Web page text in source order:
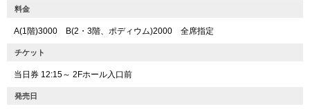
料金
A(1階)3000 B(2・3階、ポディウム)2000 全席指定
チケット
当日券 12:15～ 2Fホール入口前
発売日